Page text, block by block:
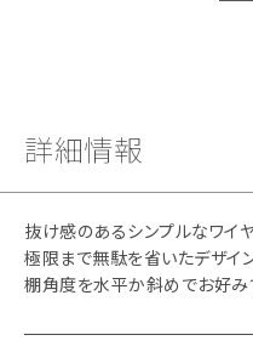
詳細情報
抜け感のあるシンプルなワイ
極限まで無駄を省いたデザイ
棚角度を水平か斜めでお好み